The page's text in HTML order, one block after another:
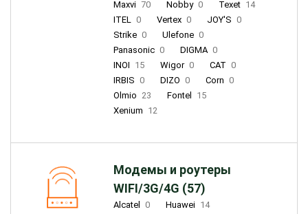
Maxvi 70 Nobby 0 Texet 14
ITEL 0 Vertex 0 JOY'S 0
Strike 0 Ulefone 0
Panasonic 0 DIGMA 0
INOI 15 Wigor 0 CAT 0
IRBIS 0 DIZO 0 Corn 0
Olmio 23 Fontel
15
Xenium 12
Модемы и роутеры
WIFI/3G/4G (57)
Alcatel 0 Huawei 14